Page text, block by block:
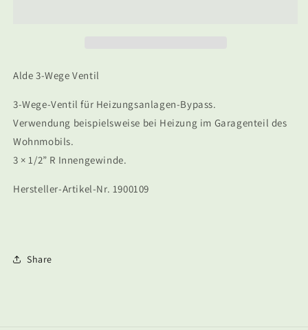
Alde 3-Wege Ventil
3-Wege-Ventil für Heizungsanlagen-Bypass.
Verwendung beispielsweise bei Heizung im Garagenteil des
Wohnmobils.
3 × 1/2” R Innengewinde.
Hersteller-Artikel-Nr. 1900109
Share